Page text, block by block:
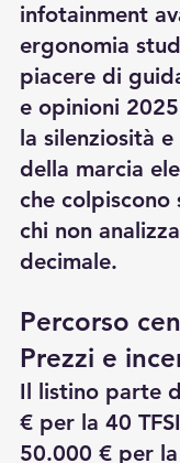
infotainment
ergonomia
piacere di
e opinioni
la silenziosità
della marcia
che colpiscono
chi non
decimale.
Percorso
Prezzi e
Il listino parte
€ per la 40
50.000 € per